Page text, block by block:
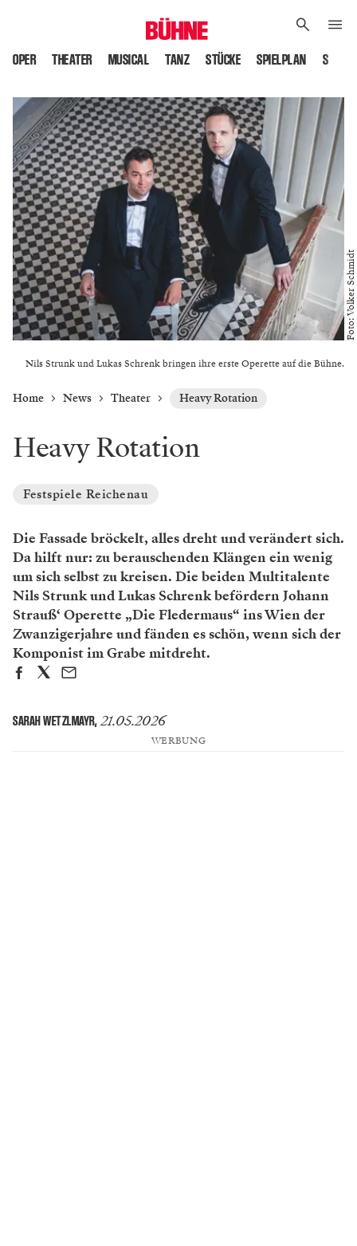
OPER THEATER MUSICAL TANZ STÜCKE SPIELPLAN
Nils Strunk und Lukas Schrenk bringen ihre erste Operette auf die Bühne.
Foto: Volker Schmidt
Home News Theater Heavy Rotation
Heavy Rotation
Festspiele Reichenau
Die Fassade bröckelt, alles dreht und verändert sich.
Da hilft nur: zu berauschenden Klängen ein wenig
um sich selbst zu kreisen. Die beiden Multitalente
Nils Strunk und Lukas Schrenk befördern Johann
Strauß‘ Operette „Die Fledermaus“ ins Wien der
Zwanzigerjahre und fänden es schön, wenn sich der
Komponist im Grabe mitdreht.
SARAH WETZLMAYR, 21.05.2026
WERBUNG